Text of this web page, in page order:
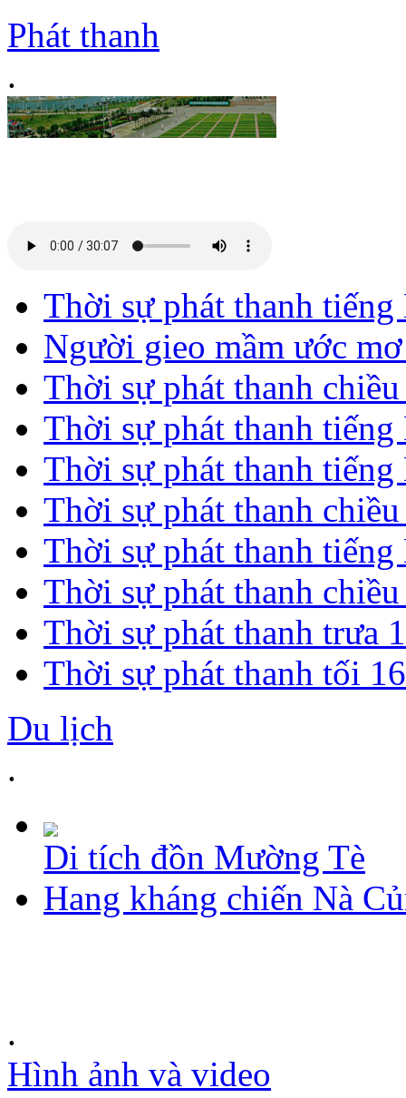
Phát thanh
.
Thời sự phát thanh
Người gieo mầm ước
Thời sự phát thanh
Thời sự phát thanh
Thời sự phát thanh
Thời sự phát thanh
Thời sự phát thanh
Thời sự phát thanh
Thời sự phát thanh trưa
Thời sự phát thanh tối
Du lịch
.
Di tích đồn Mường Tè
Hang kháng chiến Nà
.
Hình ảnh và video